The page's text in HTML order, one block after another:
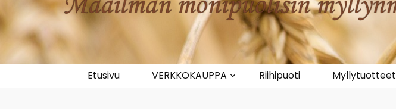
Riihipuoti
Maailman monipuolisin myllynmyymälä
Etusivu VERKKOKAUPPA Riihipuoti Myllytuotteet